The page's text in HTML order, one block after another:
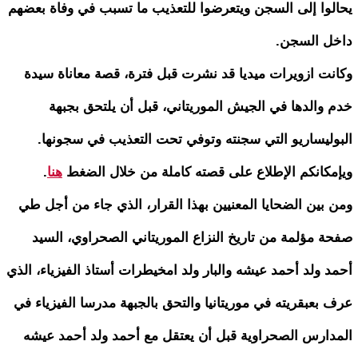
يحالوا إلى السجن ويتعرضوا للتعذيب ما تسبب في وفاة بعضهم
داخل السجن.
وكانت ازويرات ميديا قد نشرت قبل فترة، قصة معاناة سيدة
خدم والدها في الجيش الموريتاني، قبل أن يلتحق بجبهة
البوليساريو التي سجنته وتوفي تحت التعذيب في سجونها.
ويإمكانكم الإطلاع على قصته كاملة من خلال الضغط هنا.
ومن بين الضحايا المعنيين بهذا القرار، الذي جاء من أجل طي
صفحة مؤلمة من تاريخ النزاع الموريتاني الصحراوي، السيد
أحمد ولد أحمد عيشه والبار ولد امخيطرات أستاذ الفيزياء، الذي
عرف بعبقريته في موريتانيا والتحق بالجبهة مدرسا الفيزياء في
المدارس الصحراوية قبل أن يعتقل مع أحمد ولد أحمد عيشه